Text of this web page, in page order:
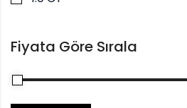
Fiyata Göre Sırala